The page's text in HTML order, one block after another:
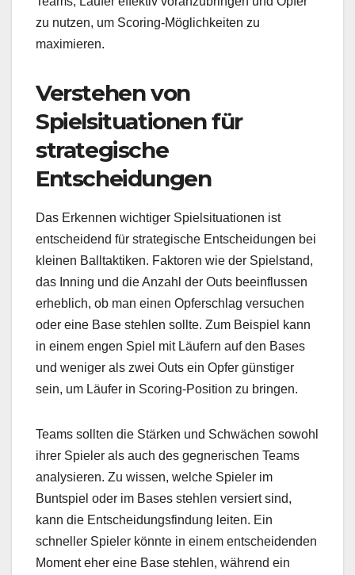
zu nutzen, um Scoring-Möglichkeiten zu
maximieren.
Verstehen von
Spielsituationen für
strategische
Entscheidungen
Das Erkennen wichtiger Spielsituationen ist
entscheidend für strategische Entscheidungen bei
kleinen Balltaktiken. Faktoren wie der Spielstand,
das Inning und die Anzahl der Outs beeinflussen
erheblich, ob man einen Opferschlag versuchen
oder eine Base stehlen sollte. Zum Beispiel kann
in einem engen Spiel mit Läufern auf den Bases
und weniger als zwei Outs ein Opfer günstiger
sein, um Läufer in Scoring-Position zu bringen.
Teams sollten die Stärken und Schwächen sowohl
ihrer Spieler als auch des gegnerischen Teams
analysieren. Zu wissen, welche Spieler im
Buntspiel oder im Bases stehlen versiert sind,
kann die Entscheidungsfindung leiten. Ein
schneller Spieler könnte in einem entscheidenden
Moment eher eine Base stehlen, während ein